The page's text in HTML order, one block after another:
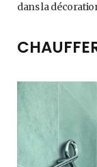
dans la